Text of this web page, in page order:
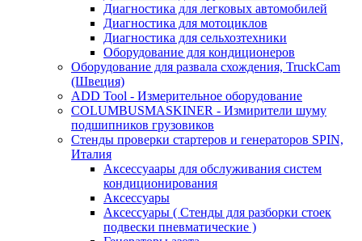
Диагностика для легковых автомобилей
Диагностика для мотоциклов
Диагностика для сельхозтехники
Оборудование для кондиционеров
Оборудование для развала схождения, TruckCam
(Швеция)
ADD Tool - Измерительное оборудование
COLUMBUSMASKINER - Измирители шуму
подшипников грузовиков
Стенды проверки стартеров и генераторов SPIN,
Италия
Аксессуаары для обслуживания систем
кондиционирования
Аксессуары
Аксессуары ( Стенды для разборки стоек
подвески пневматические )